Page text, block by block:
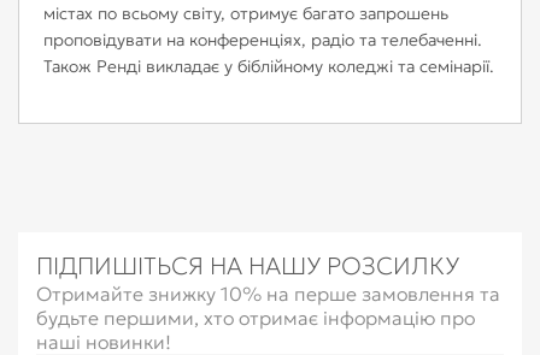
містах по всьому світу, отримує багато запрошень
проповідувати на конференціях, радіо та телебаченні.
Також Ренді викладає у біблійному коледжі та семінарії.
ПІДПИШІТЬСЯ НА НАШУ РОЗСИЛКУ
Отримайте знижку 10% на перше замовлення та
будьте першими, хто отримає інформацію про
наші новинки!